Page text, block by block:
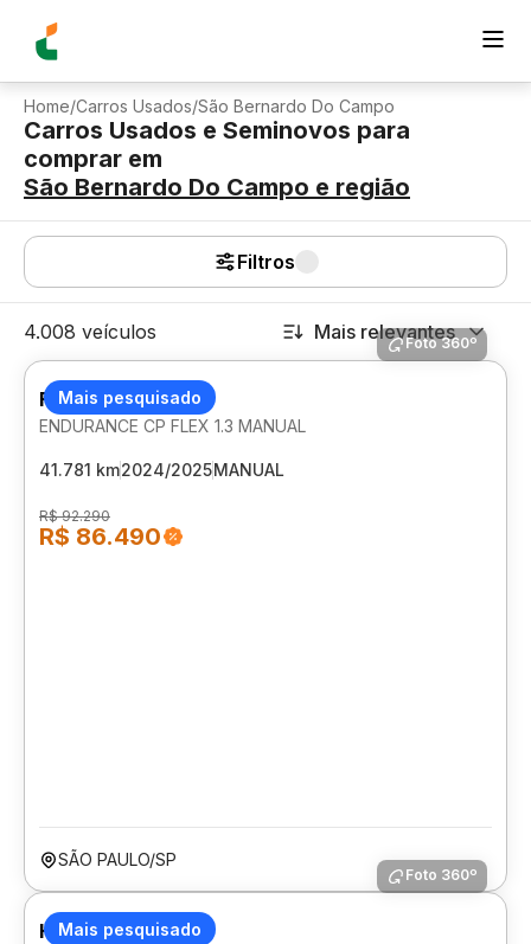
Home/Carros Usados/São Bernardo Do Campo
Carros Usados e Seminovos para
comprar em
São Bernardo Do Campo e região
Filtros
4.008 veículos Mais relevantes
Mais pesquisado
Foto 360º
FIAT STRADA
ENDURANCE CP FLEX 1.3 MANUAL
41.781 km2024/2025MANUAL
R$ 92.290
R$ 86.490
SÃO PAULO/SP
Mais pesquisado
Foto 360º
HYUNDAI HB20S